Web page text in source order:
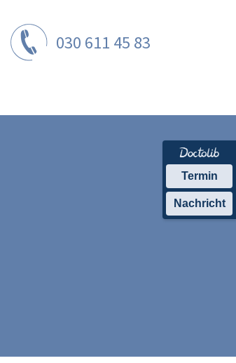
030 611 45 83
Termin
Nachricht